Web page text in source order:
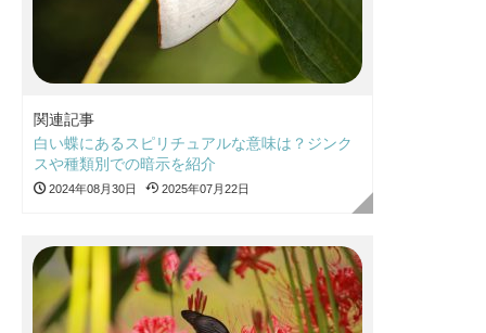
関連記事
白い蝶にあるスピリチュアルな意味は？ジンク
スや種類別での暗示を紹介
2024年08月30日 2025年07月22日